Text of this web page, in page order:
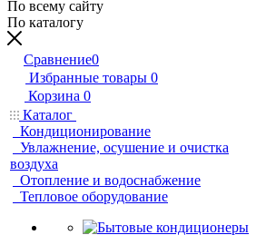
По всему сайту
По каталогу
Сравнение0
Избранные товары 0
Корзина 0
Каталог
Кондиционирование
Увлажнение, осушение и очистка
воздуха
Отопление и водоснабжение
Тепловое оборудование